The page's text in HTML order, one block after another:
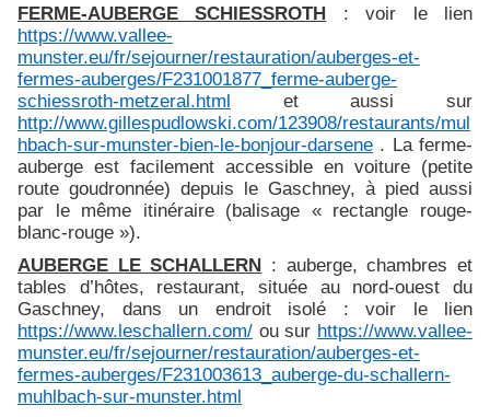
FERME-AUBERGE SCHIESSROTH : voir le lien
https://www.vallee-
munster.eu/fr/sejourner/restauration/auberges-et-
fermes-auberges/F231001877_ferme-auberge-
schiessroth-metzeral.html et aussi sur
http://www.gillespudlowski.com/123908/restaurants/mul
hbach-sur-munster-bien-le-bonjour-darsene . La ferme-
auberge est facilement accessible en voiture (petite
route goudronnée) depuis le Gaschney, à pied aussi
par le même itinéraire (balisage « rectangle rouge-
blanc-rouge »).
AUBERGE LE SCHALLERN : auberge, chambres et
tables d’hôtes, restaurant, située au nord-ouest du
Gaschney, dans un endroit isolé : voir le lien
https://www.leschallern.com/ ou sur https://www.vallee-
munster.eu/fr/sejourner/restauration/auberges-et-
fermes-auberges/F231003613_auberge-du-schallern-
muhlbach-sur-munster.html